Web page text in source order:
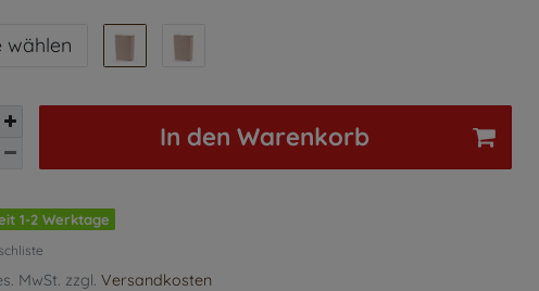
wählen
In den Warenkorb
1-2 Werktage
MwSt. zzgl.Versandkosten